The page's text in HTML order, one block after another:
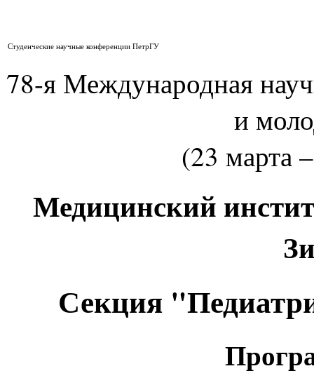
Студенческие научные конференции ПетрГУ
78-я Международная
и
(23 марта
Медицинский
Секция